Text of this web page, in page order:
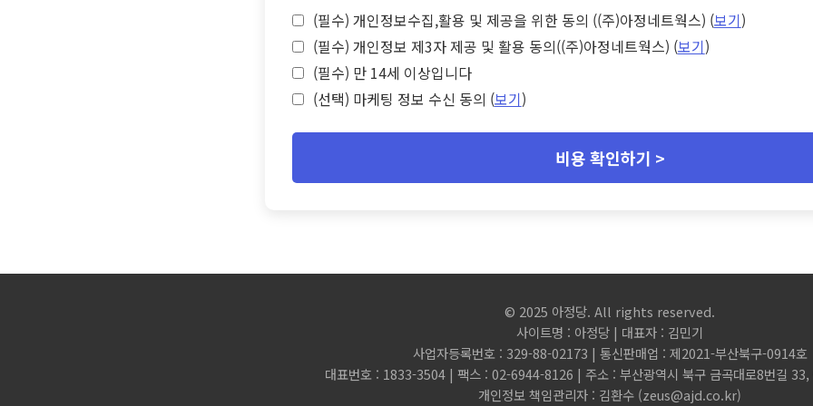
(필수) 개인정보수집,활용 및 제공을 위한 동의 ((주)아정네트웍스) (보기)
(필수) 개인정보 제3자 제공 및 활용 동의((주)아정네트웍스) (보기)
(필수) 만 14세 이상입니다
(선택) 마케팅 정보 수신 동의 (보기)
비용 확인하기 >
© 2025 아정당. All rights reserved.
사이트명 : 아정당 | 대표자 : 김민기
사업자등록번호 : 329-88-02173 | 통신판매업 : 제2021-부산북구-0914호
대표번호 : 1833-3504 | 팩스 : 02-6944-8126 | 주소 : 부산광역시 북구 금곡대로8번길 33,
개인정보 책임관리자 : 김환수 (zeus@ajd.co.kr)